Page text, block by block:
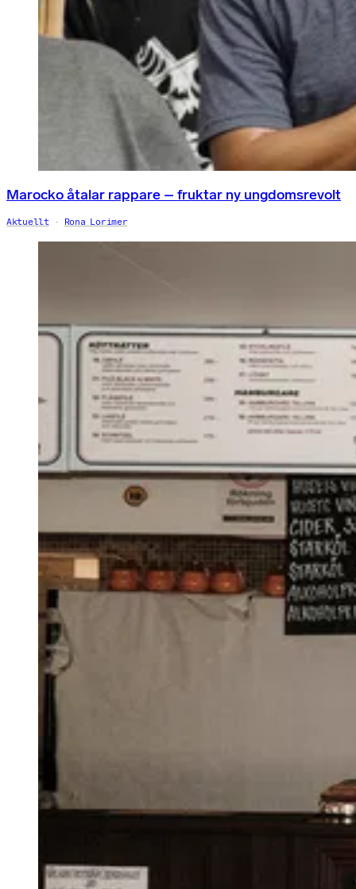
Marocko åtalar rappare – fruktar ny ungdomsrevolt
Aktuellt Rona Lorimer